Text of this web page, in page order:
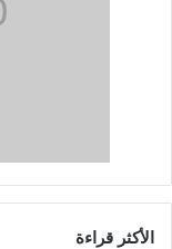
الأكثر قراءة